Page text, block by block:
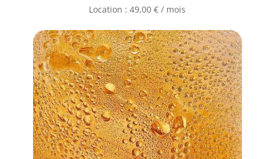
Location :49,00€ / mois